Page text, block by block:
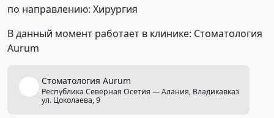
по направлению: Хирургия
В данный момент работает в клинике: Стоматология
Aurum
Стоматология Aurum
Республика Северная Осетия — Алания, Владикавказ
ул. Цоколаева, 9